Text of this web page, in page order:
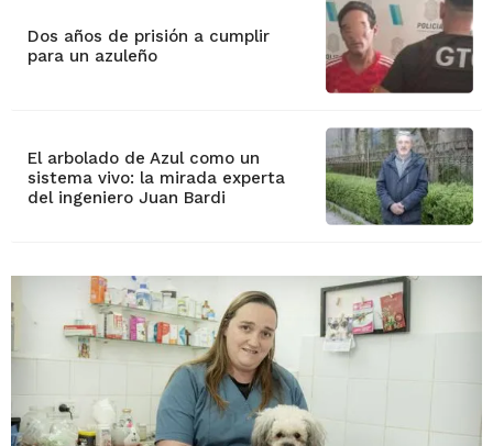
Dos años de prisión a cumplir
para un azuleño
El arbolado de Azul como un
sistema vivo: la mirada experta
del ingeniero Juan Bardi